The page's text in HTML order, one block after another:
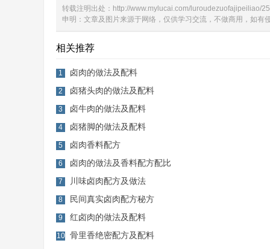
转载注明出处： http://www.mylucai.com/luroudezuofajipeiliao/
申明：文章及图片来源于网络，仅供学习交流，不做商用，如
相关推荐
1 卤肉的做法及配料
2 卤猪头肉的做法及配料
3 卤牛肉的做法及配料
4 卤猪脚的做法及配料
5 卤肉香料配方
6 卤肉的做法及香料配方配比
7 川味卤肉配方及做法
8 民间真实卤肉配方秘方
9 红卤肉的做法及配料
10
骨里香绝密配方及配料